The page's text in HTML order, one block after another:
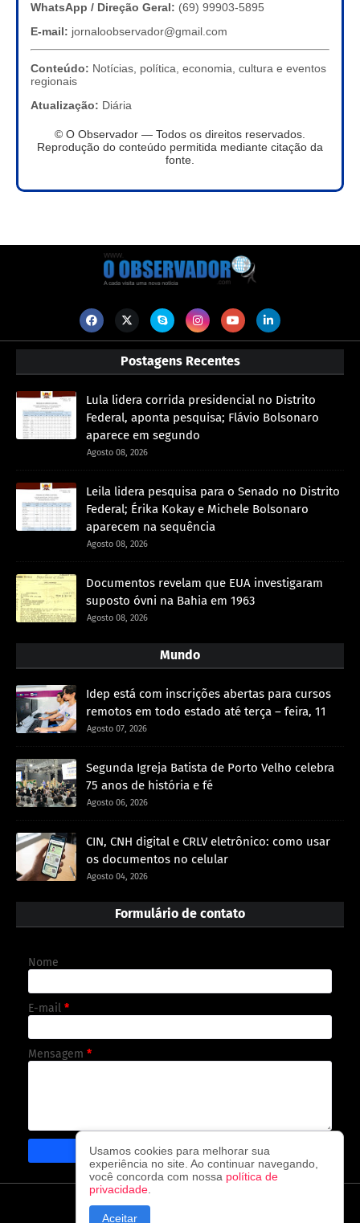
WhatsApp / Direção Geral: (69) 99903-5895
E-mail: jornaloobservador@gmail.com
Conteúdo: Notícias, política, economia, cultura e eventos
regionais
Atualização: Diária
© O Observador — Todos os direitos reservados.
Reprodução do conteúdo permitida mediante citação da
fonte.
Postagens Recentes
Lula lidera corrida presidencial no Distrito
Federal, aponta pesquisa; Flávio Bolsonaro
aparece em segundo
Agosto 08, 2026
Leila lidera pesquisa para o Senado no Distrito
Federal; Érika Kokay e Michele Bolsonaro
aparecem na sequência
Agosto 08, 2026
Documentos revelam que EUA investigaram
suposto óvni na Bahia em 1963
Agosto 08, 2026
Mundo
Idep está com inscrições abertas para cursos
remotos em todo estado até terça – feira, 11
Agosto 07, 2026
Segunda Igreja Batista de Porto Velho celebra
75 anos de história e fé
Agosto 06, 2026
CIN, CNH digital e CRLV eletrônico: como usar
os documentos no celular
Agosto 04, 2026
Formulário de contato
Nome
E-mail *
Mensagem *
CAPA CONTATO
Usamos cookies para melhorar sua
experiência no site. Ao continuar navegando,
você concorda com nossa política de
privacidade
Aceitar